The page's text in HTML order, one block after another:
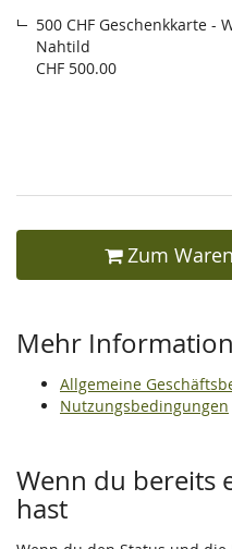
500 CHF Geschenkkarte -
Nahtild
CHF 500.00
Zum
Mehr
Allgemeine
Nutzungsbedingungen
Wenn du bereits
hast